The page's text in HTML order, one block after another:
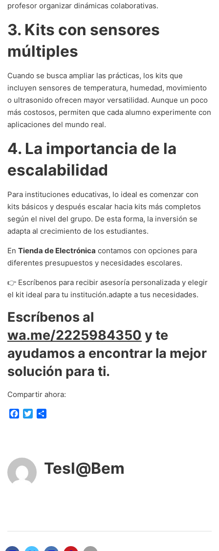
profesor organizar dinámicas colaborativas.
3. Kits con sensores
múltiples
Cuando se busca ampliar las prácticas, los kits que
incluyen sensores de temperatura, humedad, movimiento
o ultrasonido ofrecen mayor versatilidad. Aunque un poco
más costosos, permiten que cada alumno experimente con
aplicaciones del mundo real.
4. La importancia de la
escalabilidad
Para instituciones educativas, lo ideal es comenzar con
kits básicos y después escalar hacia kits más completos
según el nivel del grupo. De esta forma, la inversión se
adapta al crecimiento de los estudiantes.
En Tienda de Electrónica contamos con opciones para
diferentes presupuestos y necesidades escolares.
👉 Escríbenos para recibir asesoría personalizada y elegir
el kit ideal para tu institución.adapte a tus necesidades.
Escríbenos al
wa.me/2225984350 y te
ayudamos a encontrar la mejor
solución para ti.
Compartir ahora:
e
r
t
Tesl@Bem